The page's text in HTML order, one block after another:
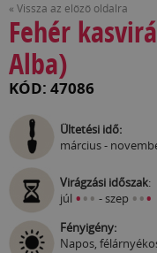
« Vissza az előző oldalra
Fehér
Alba)
KÓD: 47086
Ültetési idő:
március -
Virágzási időszak:
júl ••• - szep •••
Fényigény:
Napos,